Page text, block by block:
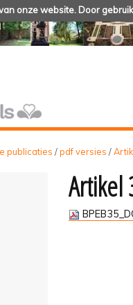
onze website. Door
publicaties /pdf versies /
Artikel